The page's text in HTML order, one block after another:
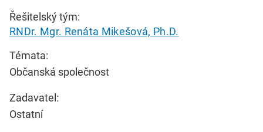
Řešitelský tým:
RNDr. Mgr. Renáta Mikešová, Ph.D.
Témata:
Občanská společnost
Zadavatel:
Ostatní